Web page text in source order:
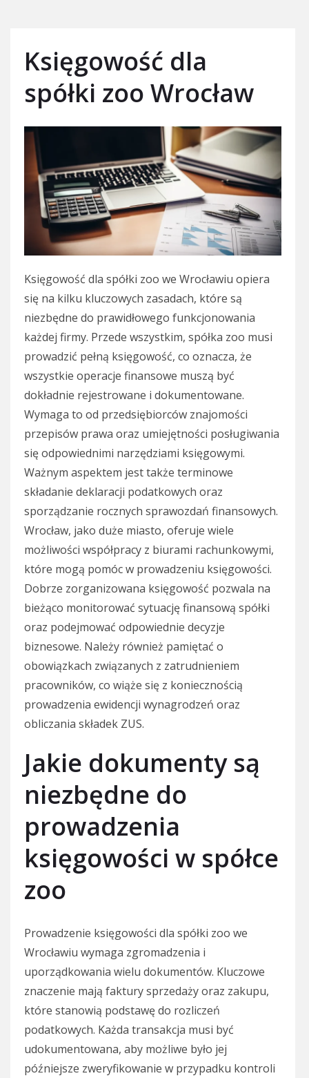
Księgowość dla
spółki zoo Wrocław
Księgowość dla spółki zoo we Wrocławiu opiera
się na kilku kluczowych zasadach, które są
niezbędne do prawidłowego funkcjonowania
każdej firmy. Przede wszystkim, spółka zoo musi
prowadzić pełną księgowość, co oznacza, że
wszystkie operacje finansowe muszą być
dokładnie rejestrowane i dokumentowane.
Wymaga to od przedsiębiorców znajomości
przepisów prawa oraz umiejętności posługiwania
się odpowiednimi narzędziami księgowymi.
Ważnym aspektem jest także terminowe
składanie deklaracji podatkowych oraz
sporządzanie rocznych sprawozdań finansowych.
Wrocław, jako duże miasto, oferuje wiele
możliwości współpracy z biurami rachunkowymi,
które mogą pomóc w prowadzeniu księgowości.
Dobrze zorganizowana księgowość pozwala na
bieżąco monitorować sytuację finansową spółki
oraz podejmować odpowiednie decyzje
biznesowe. Należy również pamiętać o
obowiązkach związanych z zatrudnieniem
pracowników, co wiąże się z koniecznością
prowadzenia ewidencji wynagrodzeń oraz
obliczania składek ZUS.
Jakie dokumenty są
niezbędne do
prowadzenia
księgowości w spółce
zoo
Prowadzenie księgowości dla spółki zoo we
Wrocławiu wymaga zgromadzenia i
uporządkowania wielu dokumentów. Kluczowe
znaczenie mają faktury sprzedaży oraz zakupu,
które stanowią podstawę do rozliczeń
podatkowych. Każda transakcja musi być
udokumentowana, aby możliwe było jej
późniejsze zweryfikowanie w przypadku kontroli